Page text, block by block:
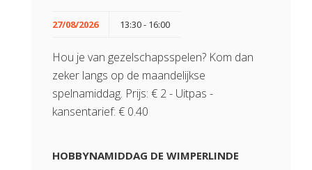
27/08/2026 13:30 - 16:00
Hou je van gezelschapsspelen? Kom dan
zeker langs op de maandelijkse
spelnamiddag. Prijs: € 2 - Uitpas -
kansentarief: € 0.40
HOBBYNAMIDDAG DE WIMPERLINDE